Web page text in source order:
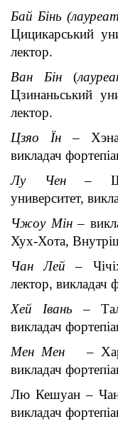
Бай Бінь
Цицикарський
лектор.
Ван Бін (
Цзинаньський
лектор.
Цзяо Їн –
викладач
Лу Чен–
университет,
Чжоу Мін–
Хух-Хота,
Чан Лей –
лектор, викладач
Хей Івань –
викладач
Мен Мен –
викладач
Лю Кешуан – Чан
викладач